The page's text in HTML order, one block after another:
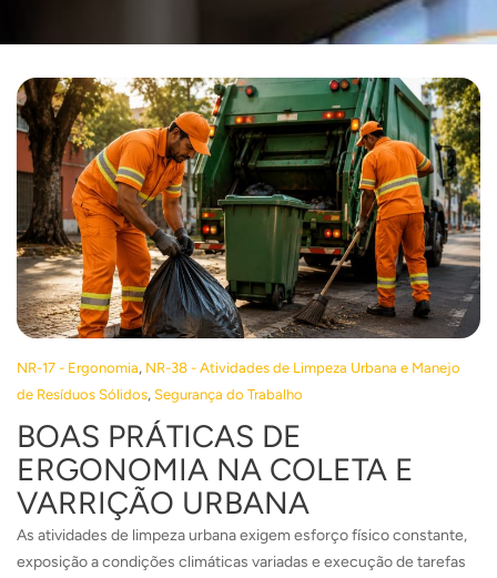
NR-17 - Ergonomia, NR-38 - Atividades de Limpeza Urbana e Manejo
de Resíduos Sólidos, Segurança do Trabalho
BOAS PRÁTICAS DE
ERGONOMIA NA COLETA E
VARRIÇÃO URBANA
As atividades de limpeza urbana exigem esforço físico constante,
exposição a condições climáticas variadas e execução de tarefas